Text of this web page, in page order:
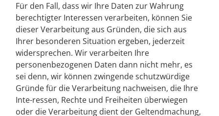
Für den Fall, dass wir Ihre Daten zur Wahrung
berechtigter Interessen verarbeiten, können Sie
dieser Verarbeitung aus Gründen, die sich aus
Ihrer besonderen Situation ergeben, jederzeit
widersprechen. Wir verarbeiten Ihre
personenbezogenen Daten dann nicht mehr, es
sei denn, wir können zwingende schutzwürdige
Gründe für die Verarbeitung nachweisen, die Ihre
Inte-ressen, Rechte und Freiheiten überwiegen
oder die Verarbeitung dient der Geltendmachung,